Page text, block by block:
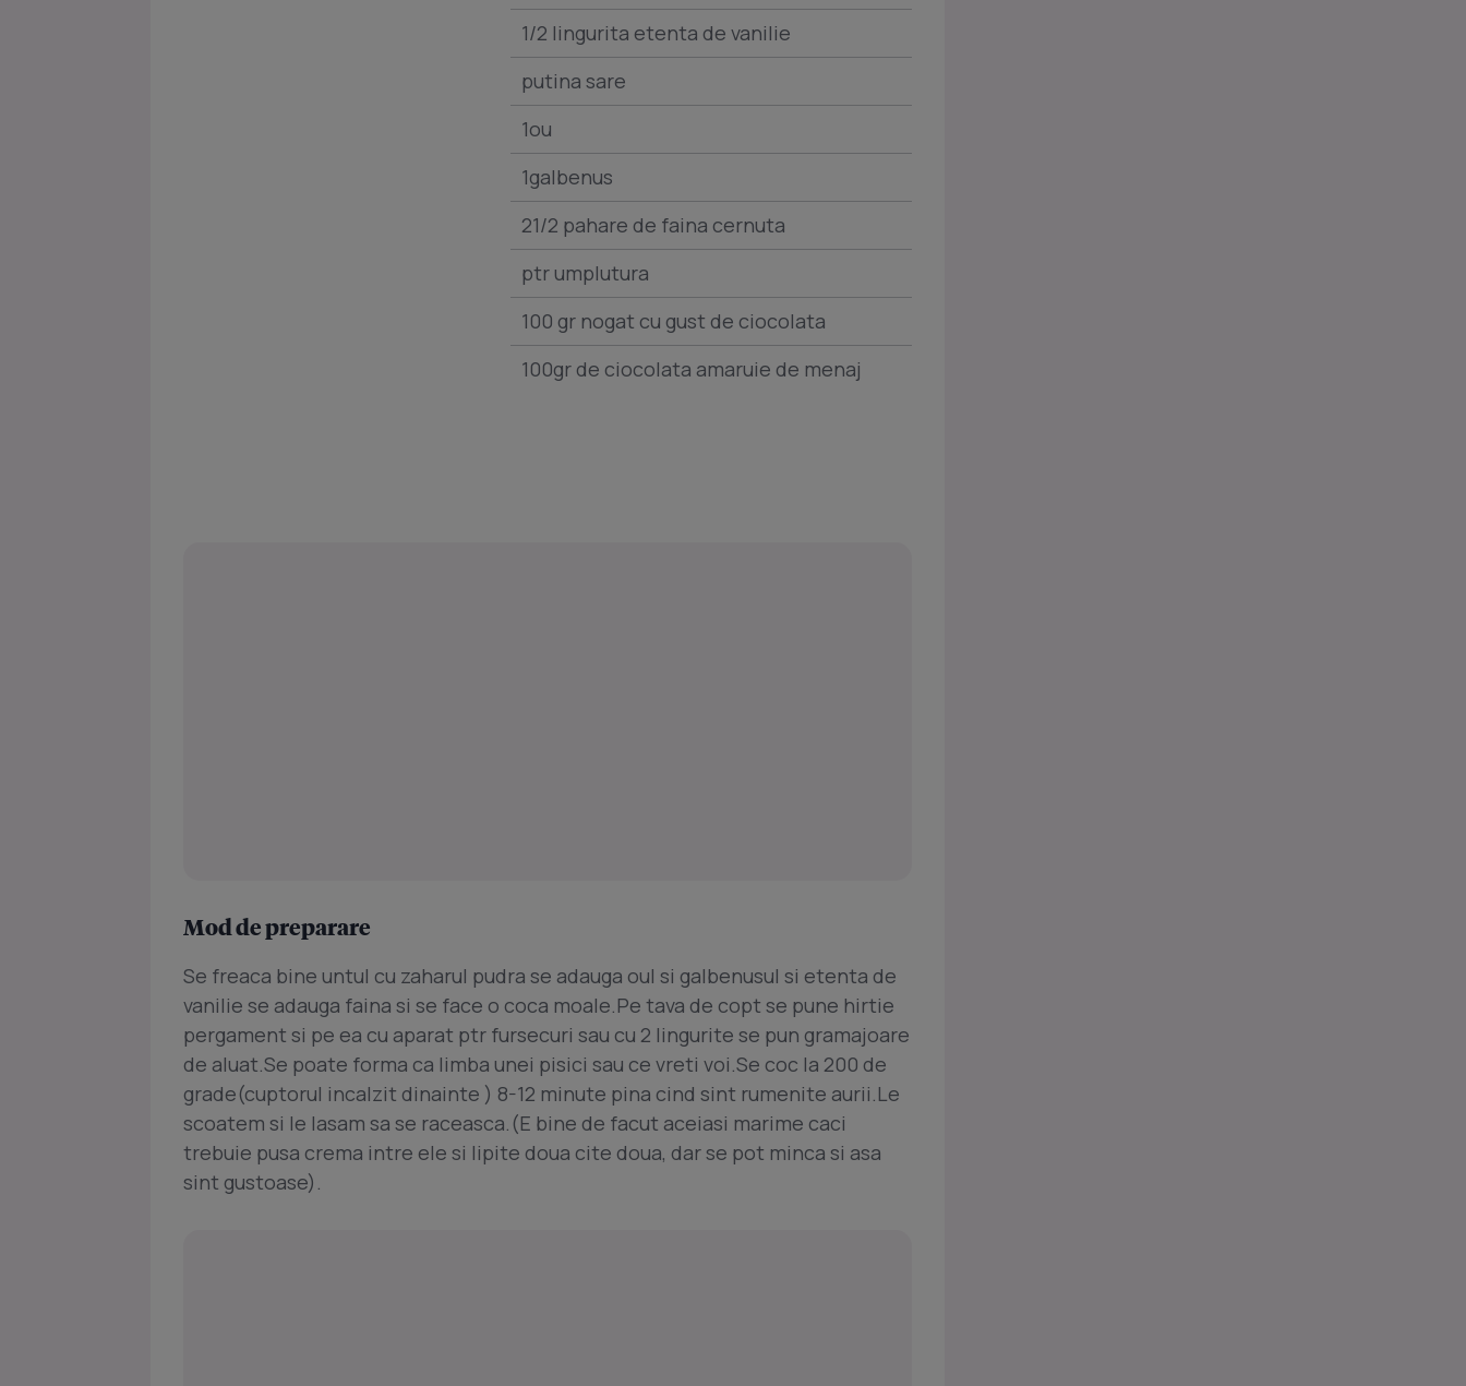
1/2 lingurita etenta de vanilie
putina sare
1ou
1galbenus
21/2 pahare de faina cernuta
ptr umplutura
100 gr nogat cu gust de ciocolata
100gr de ciocolata amaruie de menaj
Mod de preparare
Se freaca bine untul cu zaharul pudra se adauga oul si galbenusul si etenta de
vanilie se adauga faina si se face o coca moale.Pe tava de copt se pune hirtie
pergament si pe ea cu aparat ptr fursecuri sau cu 2 lingurite se pun gramajoare
de aluat.Se poate forma ca limba unei pisici sau ce vreti voi.Se coc la 200 de
grade(cuptorul incalzit dinainte ) 8-12 minute pina cind sint rumenite aurii.Le
scoatem si le lasam sa se raceasca.(E bine de facut aceiasi marime caci
trebuie pusa crema intre ele si lipite doua cite doua, dar se pot minca si asa
sint gustoase).